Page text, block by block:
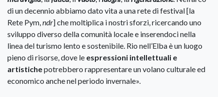
di un decennio abbiamo dato vita a una rete di festival [la
Rete Pym, ndr] che moltiplica i nostri sforzi, ricercando uno
sviluppo diverso della comunità locale e inserendoci nella
linea del turismo lento e sostenibile. Rio nell’Elba è un luogo
pieno di risorse, dove le espressioni intellettuali e
artistichepotrebbero rappresentare un volano culturale ed
economico anche nel periodo invernale».